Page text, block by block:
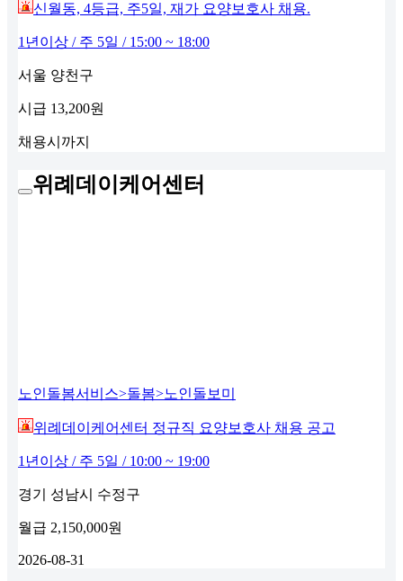
신월동, 4등급, 주5일, 재가 요양보호사 채용.
1년이상 / 주 5일 / 15:00 ~ 18:00
서울 양천구
시급 13,200원
채용시까지
위례데이케어센터
노인돌봄서비스>돌봄>노인돌보미
위례데이케어센터 정규직 요양보호사 채용 공고
1년이상 / 주 5일 / 10:00 ~ 19:00
경기 성남시 수정구
월급 2,150,000원
2026-08-31